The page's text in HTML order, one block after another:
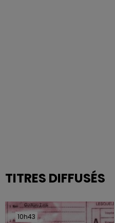
TITRES DIFFUSÉS
10h43
10h43